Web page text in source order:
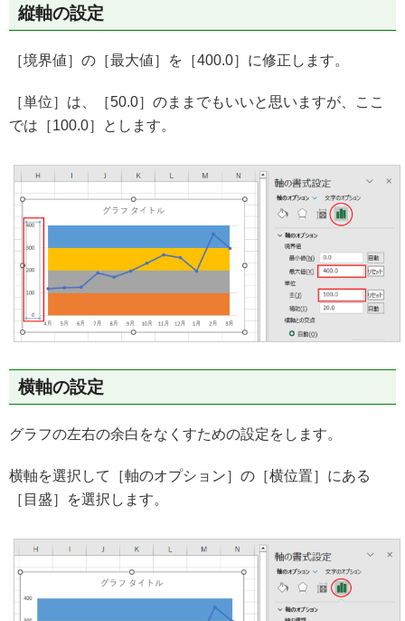
縦軸の設定
［境界値］の［最大値］を［400.0］に修正します。
［単位］は、［50.0］のままでもいいと思いますが、ここ
では［100.0］とします。
横軸の設定
グラフの左右の余白をなくすための設定をします。
横軸を選択して［軸のオプション］の［横位置］にある
［目盛］を選択します。